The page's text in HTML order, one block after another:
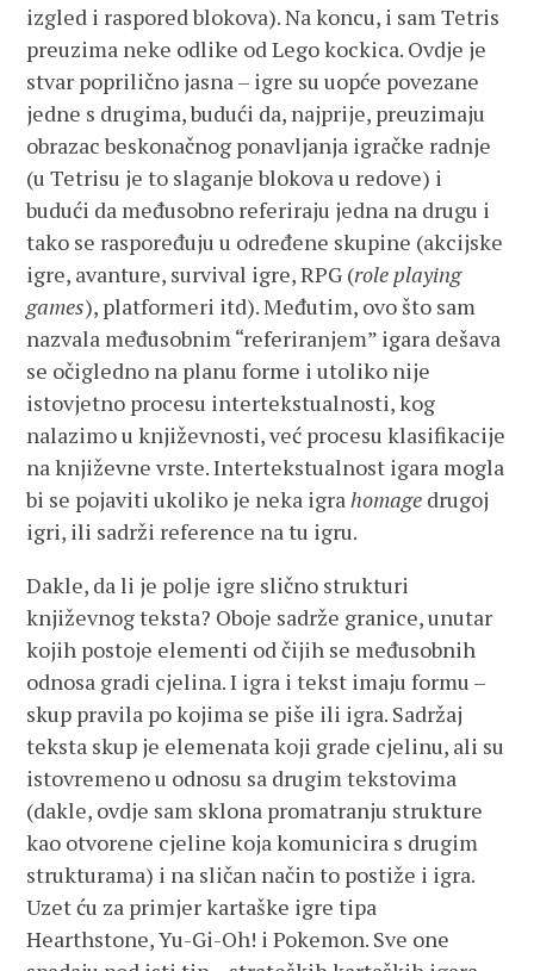
izgled i raspored blokova). Na koncu, i sam Tetris
preuzima neke odlike od Lego kockica. Ovdje je
stvar poprilično jasna – igre su uopće povezane
jedne s drugima, budući da, najprije, preuzimaju
obrazac beskonačnog ponavljanja igračke radnje
(u Tetrisu je to slaganje blokova u redove) i
budući da međusobno referiraju jedna na drugu i
tako se raspoređuju u određene skupine (akcijske
igre, avanture, survival igre, RPG (role playing
games), platformeri itd). Međutim, ovo što sam
nazvala međusobnim “referiranjem” igara dešava
se očigledno na planu forme i utoliko nije
istovjetno procesu intertekstualnosti, kog
nalazimo u književnosti, već procesu klasifikacije
na književne vrste. Intertekstualnost igara mogla
bi se pojaviti ukoliko je neka igrahomage drugoj
igri, ili sadrži reference na tu igru.
Dakle, da li je polje igre slično strukturi
književnog teksta? Oboje sadrže granice, unutar
kojih postoje elementi od čijih se međusobnih
odnosa gradi cjelina. I igra i tekst imaju formu –
skup pravila po kojima se piše ili igra. Sadržaj
teksta skup je elemenata koji grade cjelinu, ali su
istovremeno u odnosu sa drugim tekstovima
(dakle, ovdje sam sklona promatranju strukture
kao otvorene cjeline koja komunicira s drugim
strukturama) i na sličan način to postiže i igra.
Uzet ću za primjer kartaške igre tipa
Hearthstone, Yu-Gi-Oh! i Pokemon. Sve one